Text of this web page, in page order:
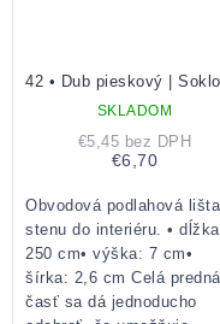
SKLADOM
€5,45 bez DPH
€6,70
Obvodová podlahová
stenu do interiéru. •
250 cm• výška: 7 cm•
šírka: 2,6 cm Celá predná
časť sa dá jednoducho